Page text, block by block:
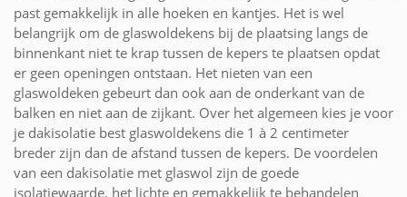
past gemakkelijk in alle hoeken en kantjes. Het is wel
belangrijk om de glaswoldekens bij de plaatsing langs de
binnenkant niet te krap tussen de kepers te plaatsen opdat
er geen openingen ontstaan. Het nieten van een
glaswoldeken gebeurt dan ook aan de onderkant van de
balken en niet aan de zijkant. Over het algemeen kies je voor
je dakisolatie best glaswoldekens die 1 à 2 centimeter
breder zijn dan de afstand tussen de kepers. De voordelen
van een dakisolatie met glaswol zijn de goede
isolatiewaarde, het lichte en gemakkelijk te behandelen